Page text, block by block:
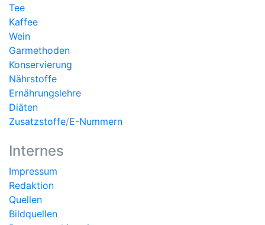
Tee
Kaffee
Wein
Garmethoden
Konservierung
Nährstoffe
Ernährungslehre
Diäten
Zusatzstoffe/E-Nummern
Internes
Impressum
Redaktion
Quellen
Bildquellen